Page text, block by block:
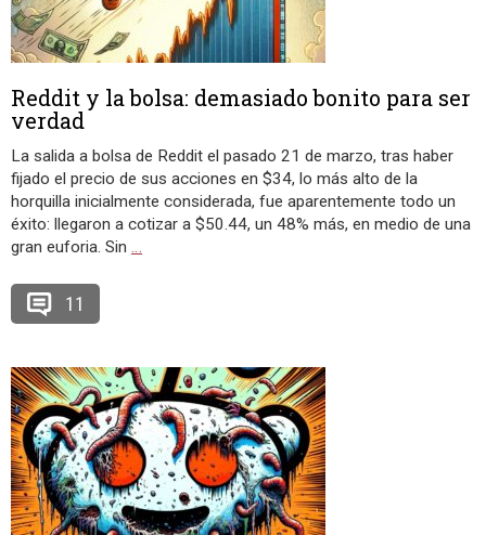
Reddit y la bolsa: demasiado bonito para ser
verdad
La salida a bolsa de Reddit el pasado 21 de marzo, tras haber
fijado el precio de sus acciones en $34, lo más alto de la
horquilla inicialmente considerada, fue aparentemente todo un
éxito: llegaron a cotizar a $50.44, un 48% más, en medio de una
gran euforia. Sin …
11